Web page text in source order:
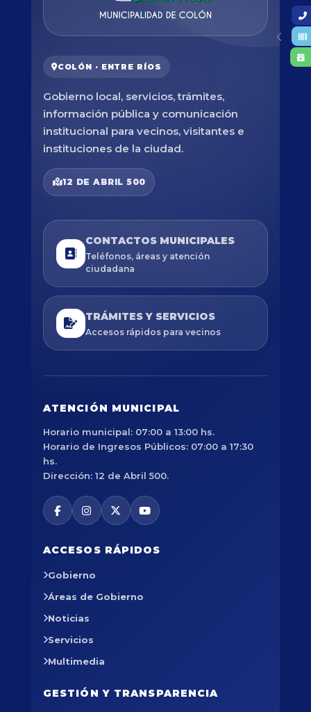
COLÓN · ENTRE RÍOS
Gobierno local, servicios, trámites,
información pública y comunicación
institucional para vecinos, visitantes e
instituciones de la ciudad.
12 DE ABRIL 500
CONTACTOS MUNICIPALES
Teléfonos, áreas y atención
ciudadana
TRÁMITES Y SERVICIOS
Accesos rápidos para vecinos
ATENCIÓN MUNICIPAL
Horario municipal: 07:00 a 13:00 hs.
Horario de Ingresos Públicos: 07:00 a 17:30
hs.
Dirección: 12 de Abril 500.
ACCESOS RÁPIDOS
Gobierno
Áreas de Gobierno
Noticias
Servicios
Multimedia
GESTIÓN Y TRANSPARENCIA